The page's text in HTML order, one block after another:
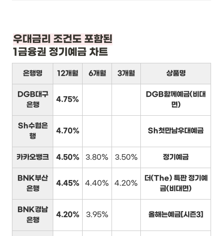
1금융권 정기예금 차트
은행명 12개월 6개월 3개월 상품명
DGB대구
은행
4.75%
DGB함께예금(비대
면)
Sh수협은
행
4.70% Sh첫만남우대예금
카카오뱅크 4.50% 3.80% 3.50% 정기예금
BNK부산
은행
4.45% 4.40% 4.20%
더(The) 특판 정기예
금(비대면)
BNK경남
은행
4.20% 3.95% 올해는예금[시즌3]